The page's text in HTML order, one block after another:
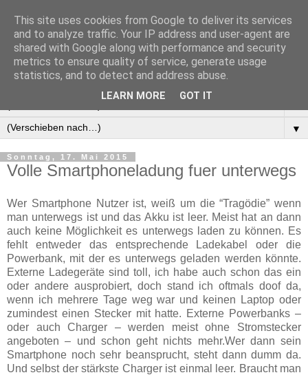
Manus Testwelt, alles
außer langweilig
▼
Sonntag, 17. Mai 2015
Volle Smartphoneladung fuer unterwegs
Wer Smartphone Nutzer ist, weiß um die “Tragödie” wenn
man unterwegs ist und das Akku ist leer. Meist hat an dann
auch keine Möglichkeit es unterwegs laden zu können. Es
fehlt entweder das entsprechende Ladekabel oder die
Powerbank, mit der es unterwegs geladen werden könnte.
Externe Ladegeräte sind toll, ich habe auch schon das ein
oder andere ausprobiert, doch stand ich oftmals doof da,
wenn ich mehrere Tage weg war und keinen Laptop oder
zumindest einen Stecker mit hatte. Externe Powerbanks –
oder auch Charger – werden meist ohne Stromstecker
angeboten – und schon geht nichts mehr.Wer dann sein
Smartphone noch sehr beansprucht, steht dann dumm da.
Und selbst der stärkste Charger ist einmal leer. Braucht man
This site uses cookies from Google to deliver its services
and to analyze traffic. Your IP address and user-agent are
shared with Google along with performance and security
metrics to ensure quality of service, generate usage
statistics, and to detect and address abuse.
LEARN MORE GOT IT